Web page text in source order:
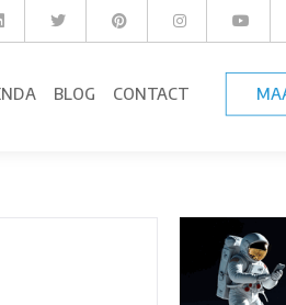
BLOG CONTACT